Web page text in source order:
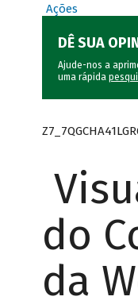
Ações
DÊ SUA
Ajude-nos a
uma rápida
do
da